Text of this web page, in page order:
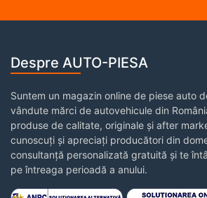
Despre AUTO-PIESA
Suntem un magazin online de piese auto
vândute mărci de autovehicule din
produse de calitate, originale și after
cunoscuți și apreciați producători din
consultanță personalizată gratuită și te
pe întreaga perioadă a anului.